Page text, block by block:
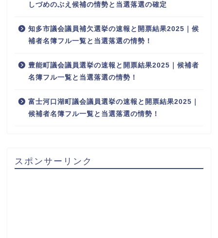
しづめのぶえ候補の情勢と当選落選の確定
知多市議会議員補欠選挙の速報と開票結果2025｜候
補者名簿フル一覧と当選落選の情勢！
豊能町議会議員選挙の速報と開票結果2025｜候補者
名簿フル一覧と当選落選の情勢！
富士河口湖町議会議員選挙の速報と開票結果2025｜
候補者名簿フル一覧と当選落選の情勢！
スポンサーリンク